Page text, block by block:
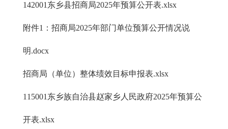
142001东乡县招商局2025年预算公开表.xlsx
附件1：招商局2025年部门单位预算公开情况说
明.docx
招商局（单位）整体绩效目标申报表.xlsx
115001东乡族自治县赵家乡人民政府2025年预算公
开表.xlsx